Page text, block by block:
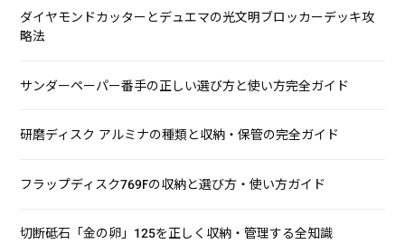
ダイヤモンドカッターとデュエマの光文明ブロッカーデッキ攻
略法
サンダーペーパー番手の正しい選び方と使い方完全ガイド
研磨ディスク アルミナの種類と収納・保管の完全ガイド
フラップディスク769Fの収納と選び方・使い方ガイド
切断砥石「金の卵」125を正しく収納・管理する全知識